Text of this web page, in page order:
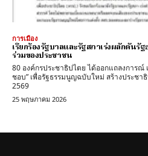
การเมือง
เรียกร้องรัฐบาลและรัฐสภาเร่งผลักดัน
ร่วมของประชาชน
80 องค์กรประชาธิปไตย ได้ออกแถลงการณ์
ชอบ” เพื่อรัฐธรรมนูญฉบับใหม่ สร้างประช
2569
25 พฤษภาคม 2026